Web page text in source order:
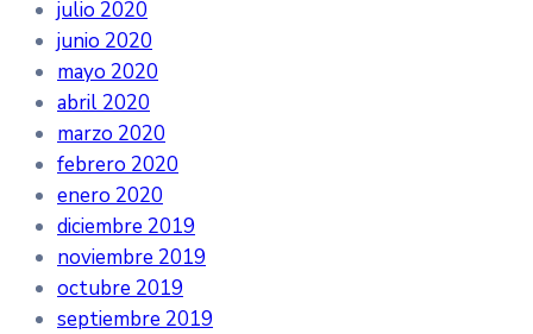
julio 2020
junio 2020
mayo 2020
abril 2020
marzo 2020
febrero 2020
enero 2020
diciembre 2019
noviembre 2019
octubre 2019
septiembre 2019